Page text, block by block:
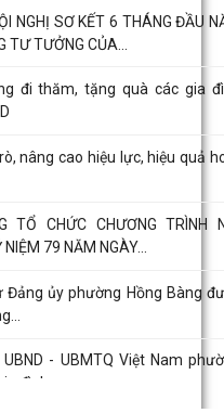
NGHỊ SƠ KẾT 6 THÁNG ĐẦU
TƯỞNG CỦA...
đi thăm, tặng quà các gia
nâng cao hiệu lực, hiệu quả
TỔ CHỨC CHƯƠNG TRÌNH
79 NĂM NGÀY...
Đảng ủy phường Hồng Bàng
- UBMTQ Việt Nam
đình...